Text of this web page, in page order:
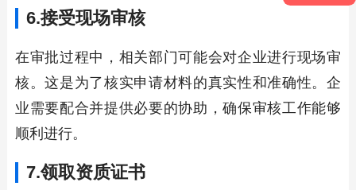
6.接受现场审核
在审批过程中，相关部门可能会对企业进行现场审
核。这是为了核实申请材料的真实性和准确性。企
业需要配合并提供必要的协助，确保审核工作能够
顺利进行。
7.领取资质证书